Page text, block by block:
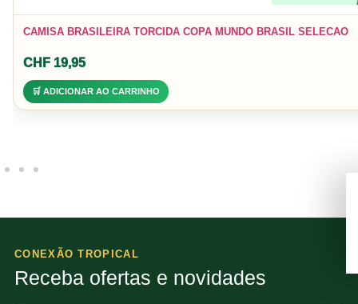
CAMISA BRASILEIRA TORCIDA COPA MUNDO BRASIL SELECAO
CHF 19,95
🛒 ADICIONAR AO CARRINHO
CONEXÃO TROPICAL
Receba ofertas e novidades